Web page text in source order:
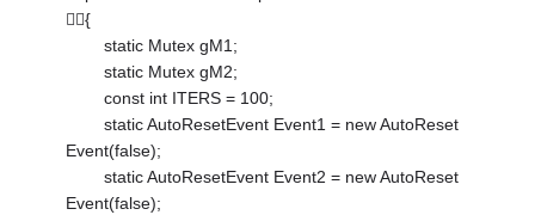
{
static Mutex gM1;
static Mutex gM2;
const int ITERS = 100;
static AutoResetEvent Event1 = new AutoReset
Event(false);
static AutoResetEvent Event2 = new AutoReset
Event(false);